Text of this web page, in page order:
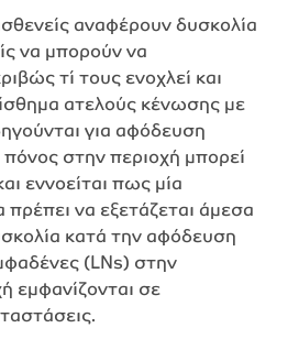
αναφέρουν δυσκολία
να μπορούν να
τί τους ενοχλεί και
ατελούς κένωσης με
για αφόδευση
στην περιοχή μπορεί
εννοείται πως μία
να εξετάζεται άμεσα
κατά την αφόδευση
(LNs) στην
εμφανίζονται σε